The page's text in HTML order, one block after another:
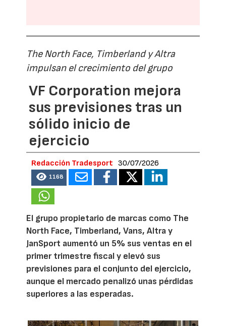
The North Face, Timberland y Altra
impulsan el crecimiento del grupo
VF Corporation mejora
sus previsiones tras un
sólido inicio de
ejercicio
Redacción Tradesport 30/07/2026
1168
El grupo propietario de marcas como The
North Face, Timberland, Vans, Altra y
JanSport aumentó un 5% sus ventas en el
primer trimestre fiscal y elevó sus
previsiones para el conjunto del ejercicio,
aunque el mercado penalizó unas pérdidas
superiores a las esperadas.